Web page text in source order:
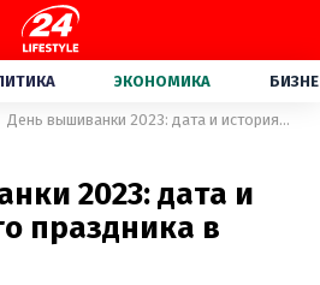
ЭКОНОМИКА
День вышиванки 2023: дата и история этого праздника в Украине
2023: дата и
праздника в